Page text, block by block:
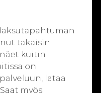
takaisin
kuitin
on
lataa
myös